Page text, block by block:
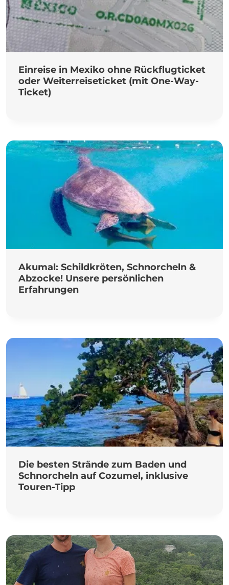
Einreise in Mexiko ohne Rückflugticket
oder Weiterreiseticket (mit One-Way-
Ticket)
Akumal: Schildkröten, Schnorcheln &
Abzocke! Unsere persönlichen
Erfahrungen
Die besten Strände zum Baden und
Schnorcheln auf Cozumel, inklusive
Touren-Tipp